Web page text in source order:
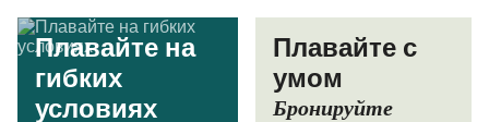
Плавайте на
гибких
условиях
Плавайте с
умом
Бронируйте